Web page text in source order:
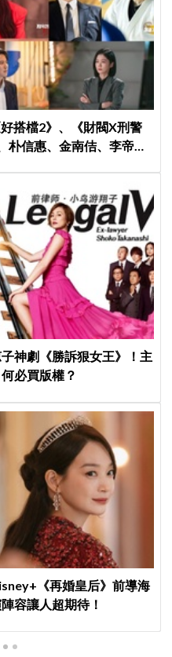
搭檔2》、《財閥X刑警
朴信惠、金南佶、李帝
神劇《勝訴狠女王》！主
必買版權？
《再婚皇后》前導海
容讓人超期待！